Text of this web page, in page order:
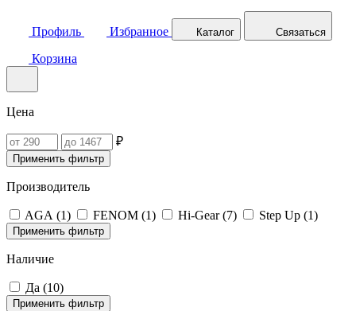
Профиль Избранное Каталог Связаться
Корзина
Цена
₽
Применить фильтр
Производитель
AGA (1) FENOM (1) Hi-Gear (7) Step Up (1)
Применить фильтр
Наличие
Да (10)
Применить фильтр